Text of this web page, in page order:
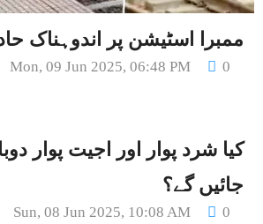
ممبرا اسٹیشن پر اندوہناک حادثہ،5
Mon, 09 Jun 2025, 06:48 PM 0
کیا شرد پوار اور اجیت پوار
جائیں گے؟
Sun, 08 Jun 2025, 10:08 AM 0